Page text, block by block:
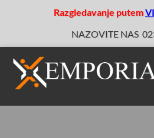
Razgledavanje putem
NAZOVITE NAS